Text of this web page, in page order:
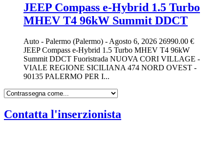
JEEP Compass e-Hybrid 1.5 Turbo
MHEV T4 96kW Summit DDCT
Auto - Palermo (Palermo) - Agosto 6, 2026 26990.00 €
JEEP Compass e-Hybrid 1.5 Turbo MHEV T4 96kW
Summit DDCT Fuoristrada NUOVA CORI VILLAGE -
VIALE REGIONE SICILIANA 474 NORD OVEST -
90135 PALERMO PER I...
Contatta l'inserzionista